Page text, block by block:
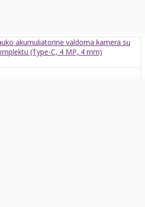
akumuliatorinė valdoma kamera su
(Type-C, 4 MP, 4 mm)